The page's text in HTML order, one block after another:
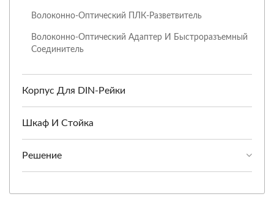
Волоконно-Оптический ПЛК-Разветвитель
Волоконно-Оптический Адаптер И Быстроразъемный
Соединитель
Корпус Для DIN-Рейки
Шкаф И Стойка
Решение